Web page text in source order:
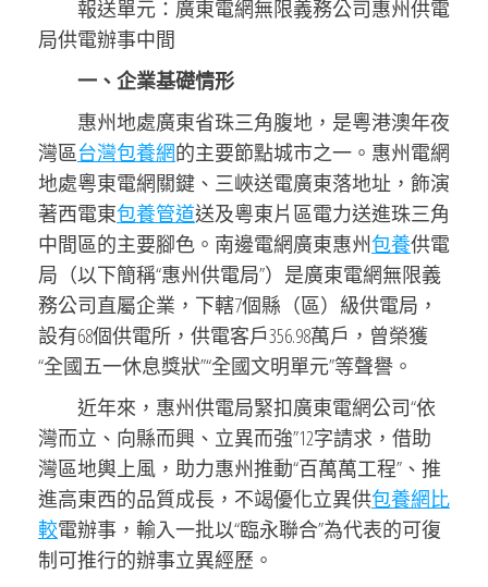
報送單元：廣東電網無限義務公司惠州供電
局供電辦事中間
一、企業基礎情形
惠州地處廣東省珠三角腹地，是粵港澳年夜
灣區台灣包養網的主要節點城市之一。惠州電網
地處粵東電網關鍵、三峽送電廣東落地址，飾演
著西電東包養管道送及粵東片區電力送進珠三角
中間區的主要腳色。南邊電網廣東惠州包養供電
局（以下簡稱“惠州供電局”）是廣東電網無限義
務公司直屬企業，下轄7個縣（區）級供電局，
設有68個供電所，供電客戶356.98萬戶，曾榮獲
“全國五一休息獎狀”“全國文明單元”等聲譽。
近年來，惠州供電局緊扣廣東電網公司“依
灣而立、向縣而興、立異而強”12字請求，借助
灣區地輿上風，助力惠州推動“百萬萬工程”、推
進高東西的品質成長，不竭優化立異供包養網比
較電辦事，輸入一批以“臨永聯合”為代表的可復
制可推行的辦事立異經歷。